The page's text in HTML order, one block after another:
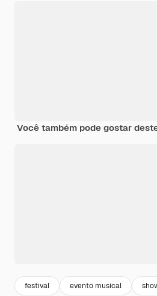
Você também pode gostar
festival evento musical